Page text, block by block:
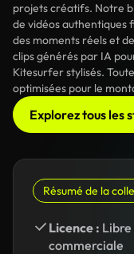
projets créatifs. Notre
de vidéos authentiques
des moments réels et
clips générés par IA
Kitesurfer stylisés.
optimisées pour le
Explorez tous les
Résumé de la
Licence :
commerciale